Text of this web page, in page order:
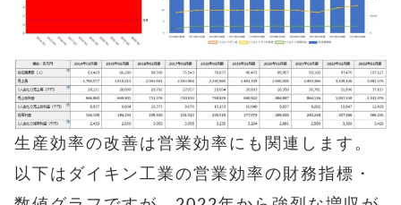
生産効率の改善は営業効率にも関連します。
以下はダイキン工業の営業効率の財務指標・